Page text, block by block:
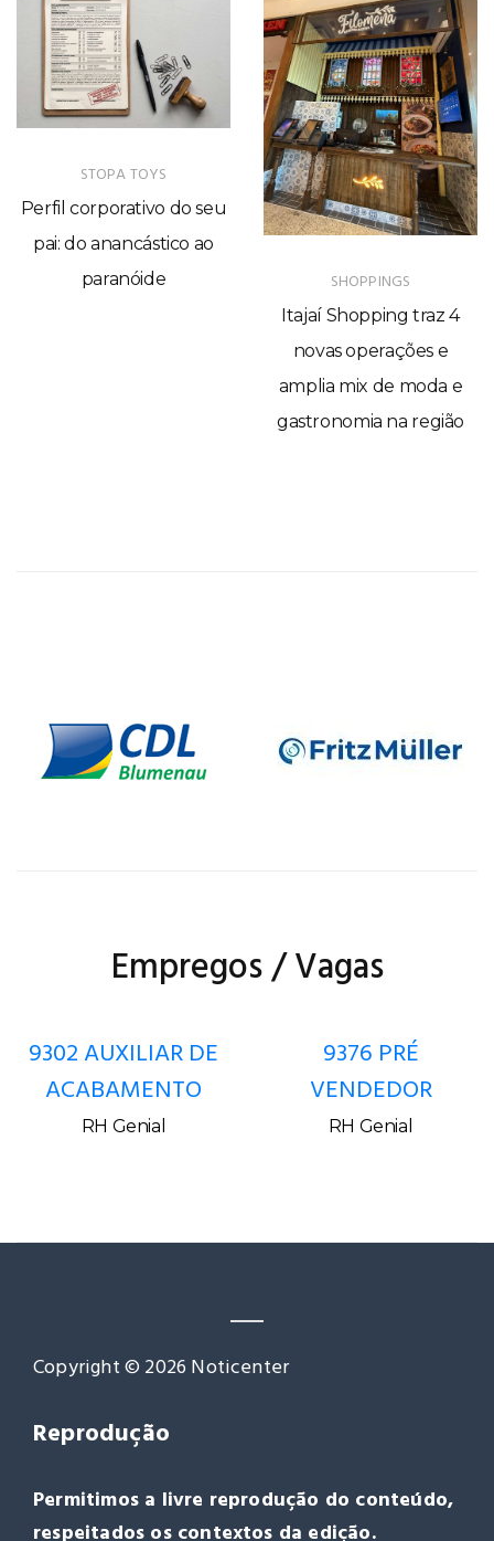
STOPA TOYS
Perfil corporativo do seu
pai: do anancástico ao
paranóide
SHOPPINGS
Itajaí Shopping traz 4
novas operações e
amplia mix de moda e
gastronomia na região
Empregos / Vagas
9302 AUXILIAR DE
ACABAMENTO
RH Genial
9376 PRÉ
VENDEDOR
RH Genial
Copyright © 2026 Noticenter
Reprodução
Permitimos a livre reprodução do conteúdo,
respeitados os contextos da edição.